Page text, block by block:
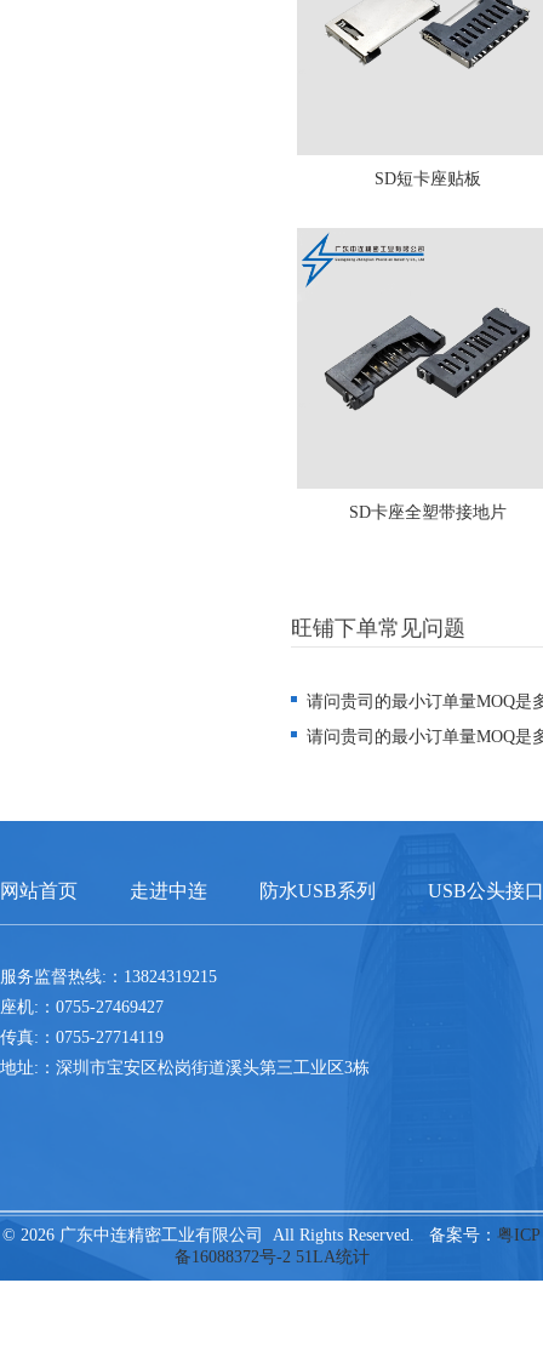
SD短卡座贴板
SD卡座全塑带接地片
旺铺下单常见问题
请问贵司的最小订单量MOQ是
请问贵司的最小订单量MOQ是
网站首页 走进中连 防水USB系列 USB公头接口
服务监督热线:：13824319215
座机:：0755-27469427
传真:：0755-27714119
地址:：深圳市宝安区松岗街道溪头第三工业区3栋
© 2026 广东中连精密工业有限公司 All Rights Reserved. 备案号： 粤ICP
备16088372号-2 51LA统计